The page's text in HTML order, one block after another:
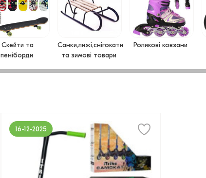
Скейти та
пеніборди
Санки,лижі,снігокати
та зимові товари
Роликові ковзани
16-12-2025